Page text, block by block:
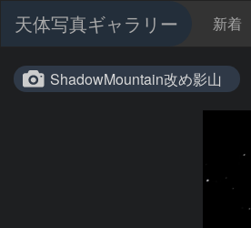
天体写真ギャラリー 新着
ShadowMountain改め影山